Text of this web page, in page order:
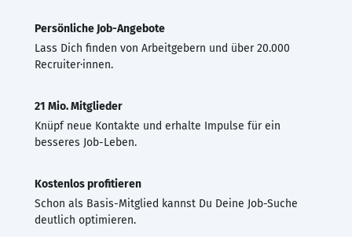
Persönliche Job-Angebote
Lass Dich finden von Arbeitgebern und über 20.000
Recruiter·innen.
21 Mio. Mitglieder
Knüpf neue Kontakte und erhalte Impulse für ein
besseres Job-Leben.
Kostenlos profitieren
Schon als Basis-Mitglied kannst Du Deine Job-Suche
deutlich optimieren.